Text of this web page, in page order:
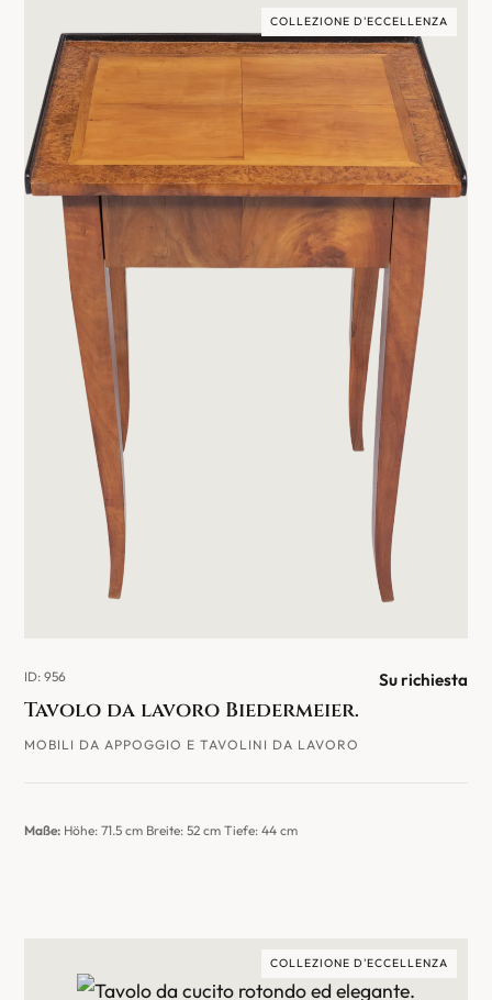
COLLEZIONE D'ECCELLENZA
ID: 956
Tavolo da lavoro Biedermeier.
MOBILI DA APPOGGIO E TAVOLINI DA LAVORO
Su richiesta
Maße: Höhe: 71.5 cm Breite: 52 cm Tiefe: 44 cm
COLLEZIONE D'ECCELLENZA